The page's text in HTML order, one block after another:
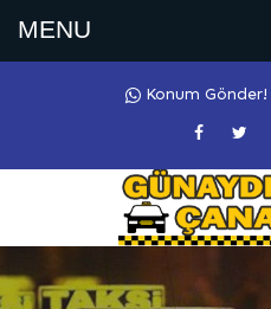
Konum Gönder!